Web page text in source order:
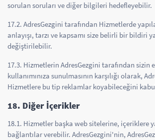
sorulan soruları ve diğer bilgileri hedefleyebilir.
17.2. AdresGezgini tarafından Hizmetlerde
anlayışı, tarzı ve kapsamı size belirli bir bildiri
değiştirilebilir.
17.3. Hizmetlerin AdresGezgini tarafından sizin
kullanımınıza sunulmasının karşılığı olarak,
Hizmetlere bu tip reklamlar koyabileceğini
18. Diğer İçerikler
18.1. Hizmetler başka web sitelerine, içeriklere
bağlantılar verebilir. AdresGezgini'nin,